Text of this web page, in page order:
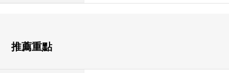
推薦重點